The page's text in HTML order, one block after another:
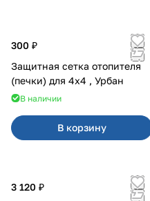
300 ₽
Защитная сетка отопителя
(печки) для 4x4 , Урбан
В наличии
В корзину
3 120 ₽